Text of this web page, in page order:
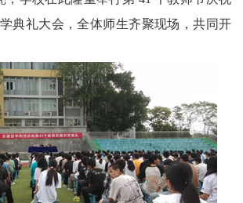
农
慧
教
育
关
典礼大会，全体师生齐聚现场，共同开